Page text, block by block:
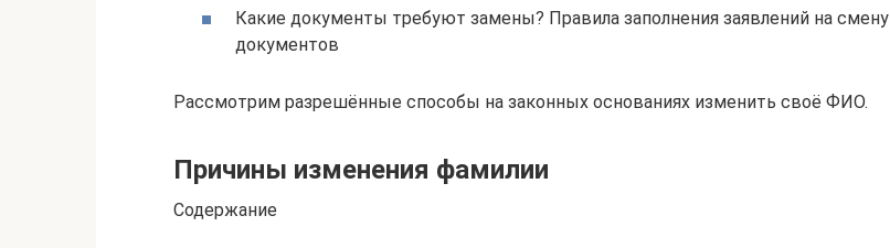
Какие документы требуют замены? Правила заполнения заявлений на смену
документов
Рассмотрим разрешённые способы на законных основаниях изменить своё ФИО.
Причины изменения фамилии
Содержание